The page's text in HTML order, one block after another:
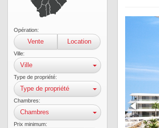
Opération:
Vente Location
Ville:
Ville
Type de propriété:
Type de propriété
Chambres:
Chambres
Prix ​​minimum: